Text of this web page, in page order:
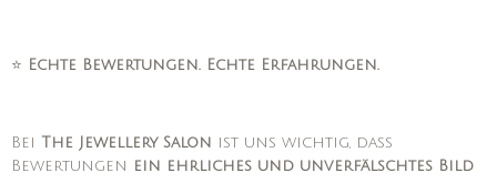
⭐ Echte Bewertungen. Echte Erfahrungen.
Bei The Jewellery Salon ist uns wichtig, dass
Bewertungen ein ehrliches und unverfälschtes Bild